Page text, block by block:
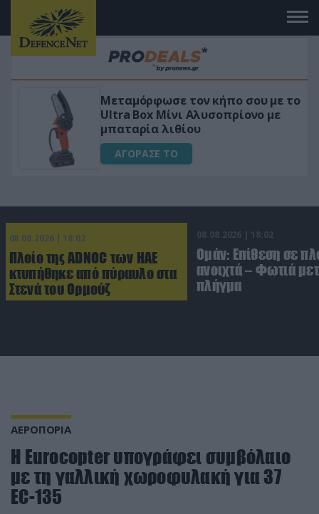
«Μαγική» φόρμουλα τριβόλι + VIP
για αύξηση της λίμπιντο
ΑΓΟΡΑΣΕ ΤΟ
08.08.2026 | 18:02
Πλοίο της ADNOC των ΗΑΕ
κτυπήθηκε από πύραυλο στα
Στενά του Ορμούζ
08.08.2026 | 18:02
Ομάν: Επίθεση σε
ανοιχτά – Φωτιά
πλήγμα
ΑΕΡΟΠΟΡΙΑ
H Eurocopter υπογράφει συμβόλαιο
με τη γαλλική χωροφυλακή για 37
EC-135